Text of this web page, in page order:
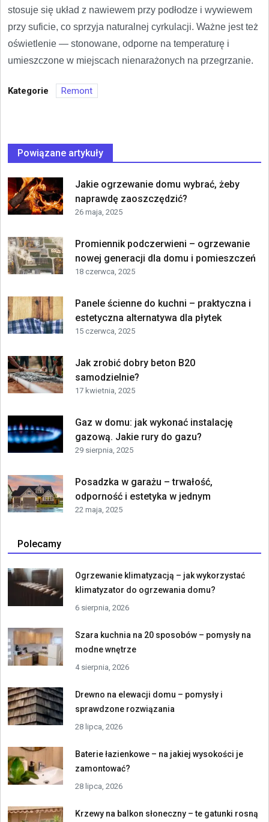
stosuje się układ z nawiewem przy podłodze i wywiewem
przy suficie, co sprzyja naturalnej cyrkulacji. Ważne jest też
oświetlenie — stonowane, odporne na temperaturę i
umieszczone w miejscach nienarażonych na przegrzanie.
Kategorie Remont
Powiązane artykuły
Jakie ogrzewanie domu wybrać, żeby
naprawdę zaoszczędzić?
26 maja, 2025
Promiennik podczerwieni – ogrzewanie
nowej generacji dla domu i pomieszczeń
18 czerwca, 2025
Panele ścienne do kuchni – praktyczna i
estetyczna alternatywa dla płytek
15 czerwca, 2025
Jak zrobić dobry beton B20
samodzielnie?
17 kwietnia, 2025
Gaz w domu: jak wykonać instalację
gazową. Jakie rury do gazu?
29 sierpnia, 2025
Posadzka w garażu – trwałość,
odporność i estetyka w jednym
22 maja, 2025
Polecamy
Ogrzewanie klimatyzacją – jak wykorzystać
klimatyzator do ogrzewania domu?
6 sierpnia, 2026
Szara kuchnia na 20 sposobów – pomysły na
modne wnętrze
4 sierpnia, 2026
Drewno na elewacji domu – pomysły i
sprawdzone rozwiązania
28 lipca, 2026
Baterie łazienkowe – na jakiej wysokości je
zamontować?
28 lipca, 2026
Krzewy na balkon słoneczny – te gatunki rosną